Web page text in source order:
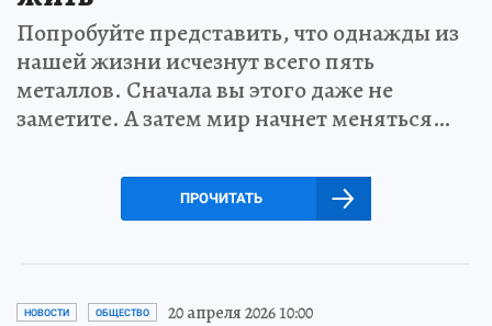
Попробуйте представить, что однажды из
нашей жизни исчезнут всего пять
металлов. Сначала вы этого даже не
заметите. А затем мир начнет меняться…
ПРОЧИТАТЬ
НОВОСТИ ОБЩЕСТВО 20 апреля 2026 10:00